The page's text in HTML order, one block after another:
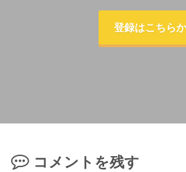
登録はこちら
コメントを残す